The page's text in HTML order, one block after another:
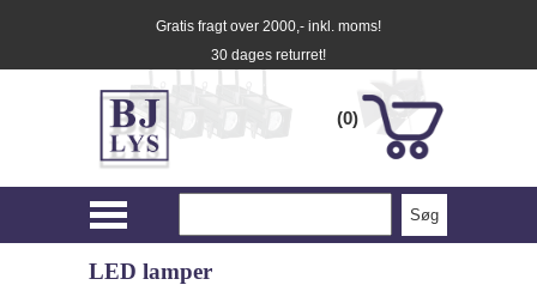
Gratis fragt over 2000,- inkl. moms!
30 dages returret!
(0)
LED lamper